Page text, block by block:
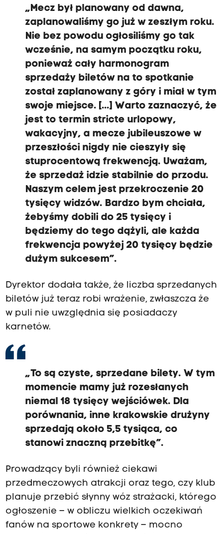
„Mecz był planowany od dawna,
zaplanowaliśmy go już w zeszłym roku.
Nie bez powodu ogłosiliśmy go tak
wcześnie, na samym początku roku,
ponieważ cały harmonogram
sprzedaży biletów na to spotkanie
został zaplanowany z góry i miał w tym
swoje miejsce. [...] Warto zaznaczyć, że
jest to termin stricte urlopowy,
wakacyjny, a mecze jubileuszowe w
przeszłości nigdy nie cieszyły się
stuprocentową frekwencją. Uważam,
że sprzedaż idzie stabilnie do przodu.
Naszym celem jest przekroczenie 20
tysięcy widzów. Bardzo bym chciała,
żebyśmy dobili do 25 tysięcy i
będziemy do tego dążyli, ale każda
frekwencja powyżej 20 tysięcy będzie
dużym sukcesem”.
Dyrektor dodała także, że liczba sprzedanych
biletów już teraz robi wrażenie, zwłaszcza że
w puli nie uwzględnia się posiadaczy
karnetów.
„To są czyste, sprzedane bilety. W tym
momencie mamy już rozesłanych
niemal 18 tysięcy wejściówek. Dla
porównania, inne krakowskie drużyny
sprzedają około 5,5 tysiąca, co
stanowi znaczną przebitkę”.
Prowadzący byli również ciekawi
przedmeczowych atrakcji oraz tego, czy klub
planuje przebić słynny wóz strażacki, którego
ogłoszenie – w obliczu wielkich oczekiwań
fanów na sportowe konkrety – mocno